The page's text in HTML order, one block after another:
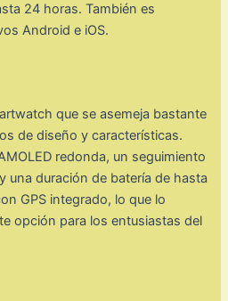
24 horas. También es
Android e iOS.
que se asemeja bastante
de diseño y características.
redonda, un seguimiento
una duración de batería de hasta
GPS integrado, lo que lo
opción para los entusiastas del